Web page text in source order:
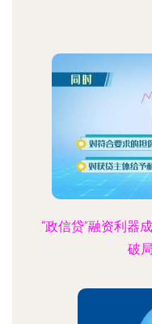
“政信贷”融资利器
破